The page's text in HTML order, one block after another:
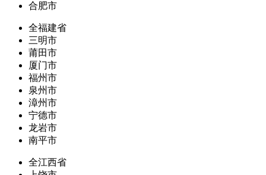
合肥市
全福建省
三明市
莆田市
厦门市
福州市
泉州市
漳州市
宁德市
龙岩市
南平市
全江西省